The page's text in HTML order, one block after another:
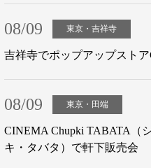
08/09 東京・吉祥寺
吉祥寺でポップアップストア
08/09 東京・田端
CINEMA Chupki TABATA（
キ・タバタ）で軒下販売会